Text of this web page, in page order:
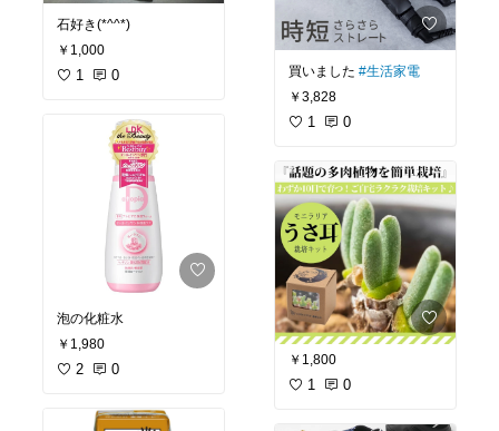
石好き(*^^*)
￥1,000
1 0
泡の化粧水
￥1,980
2 0
買いました #生活家電
￥3,828
1 0
￥1,800
1 0